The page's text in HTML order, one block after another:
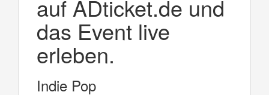
auf ADticket.de und
das Event live
erleben.
Indie Pop